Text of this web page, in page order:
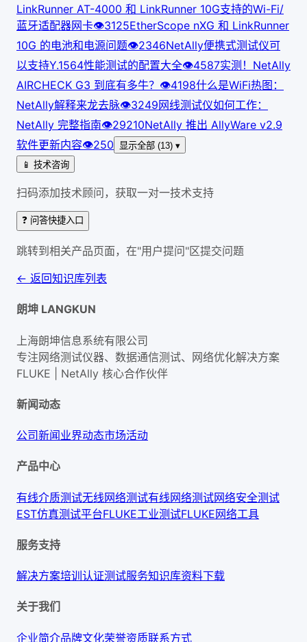
LinkRunner AT-4000 和 LinkRunner 10G支持的Wi-Fi/
蓝牙适配器网卡👁3125EtherScope nXG 和 LinkRunner
10G 的电池和电源问题👁2346NetAlly便携式测试仪可
以支持Y.1564性能测试的配置大全👁4587实测！NetAlly
AIRCHECK G3 到底有多牛？ 👁4198什么是WiFi热图：
NetAlly解释来龙去脉👁3249网线测试仪如何工作：
NetAlly 完整指南👁29210NetAlly 推出 AllyWare v2.9
软件更新内容👁250
显示全部 (13) ▾
📱 技术咨询
扫码添加技术顾问，获取一对一技术支持
❓ 问答快捷入口
跳转到相关产品页面，在"用户提问"区提交问题
← 返回知识库列表
朗坤 LANGKUN
上海朗坤信息系统有限公司
专注网络测试仪器、数据通信测试、网络优化解决方案
FLUKE | NetAlly 核心合作伙伴
新闻动态
公司新闻业界动态市场活动
产品中心
有线介质测试无线网络测试有线网络测试网络安全测试
EST仿真测试平台FLUKE工业测试FLUKE网络工具
服务支持
解决方案培训认证测试服务知识库资料下载
关于我们
企业简介品牌文化荣誉资质联系方式